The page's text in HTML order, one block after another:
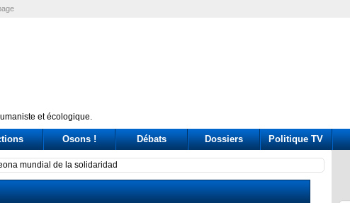
et écologique.
Osons ! Débats Dossiers Politique TV
drive out Palestinian Christians